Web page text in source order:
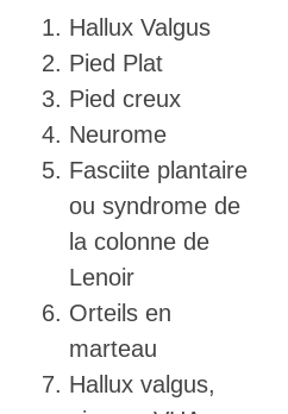
Hallux Valgus
Pied Plat
Pied creux
Neurome
Fasciite plantaire
ou syndrome de
la colonne de
Lenoir
Orteils en
marteau
Hallux valgus,